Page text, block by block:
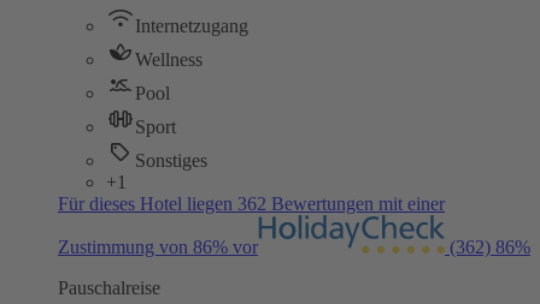
Internetzugang
Wellness
Pool
Sport
Sonstiges
+1
Für dieses Hotel liegen 362 Bewertungen mit einer
Zustimmung von 86% vor (362) 86%
Pauschalreise